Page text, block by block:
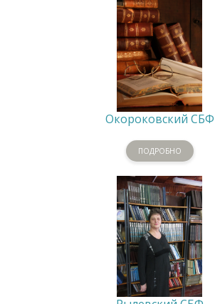
Окороковский СБФ
ПОДРОБНО